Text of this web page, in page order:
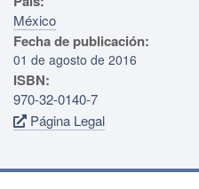
México
Fecha de publicación:
01 de agosto de 2016
ISBN:
970-32-0140-7
Página Legal